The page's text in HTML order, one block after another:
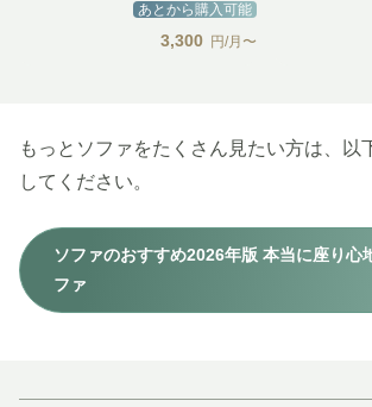
あとから購入可能
3,300 円/月〜
もっとソファをたくさん見たい方は、以
してください。
ソファのおすすめ2026年版 本当に座り心
ファ